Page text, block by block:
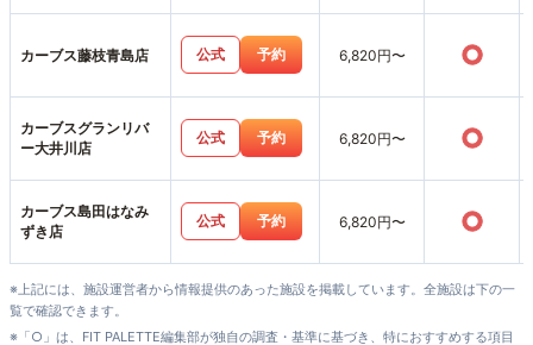
カーブス藤枝青島店 公式 予約 6,820円〜 ○
カーブスグランリバ
ー大井川店
公式 予約 6,820円〜 ○
カーブス島田はなみ
ずき店
公式 予約 6,820円〜 ○
※上記には、施設運営者から情報提供のあった施設を掲載しています。全施設は下の一
覧で確認できます。
※「○」は、FIT PALETTE編集部が独自の調査・基準に基づき、特におすすめする項目